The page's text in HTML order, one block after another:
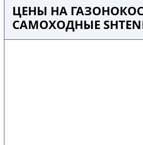
ЦЕНЫ НА
САМОХОДНЫЕ